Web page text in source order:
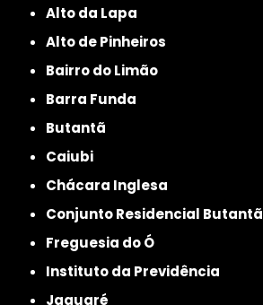
Alto da Lapa
Alto de Pinheiros
Bairro do Limão
Barra Funda
Butantã
Caiubi
Chácara Inglesa
Conjunto Residencial Butantã
Freguesia do Ó
Instituto da Previdência
Jaguaré